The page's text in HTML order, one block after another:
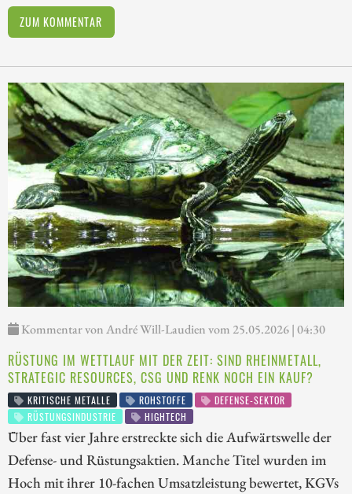
ZUM KOMMENTAR
Kommentar von André Will-Laudien vom 25.05.2026 | 04:30
RÜSTUNG IM WETTLAUF MIT DER ZEIT: SIND RHEINMETALL,
STRATEGIC RESOURCES, CSG UND RENK NOCH EIN KAUF?
KRITISCHE METALLE ROHSTOFFE
DEFENSE-SEKTOR
RÜSTUNGSINDUSTRIE
HIGHTECH
Über fast vier Jahre erstreckte sich die Aufwärtswelle der
Defense- und Rüstungsaktien. Manche Titel wurden im
Hoch mit ihrer 10-fachen Umsatzleistung bewertet, KGVs